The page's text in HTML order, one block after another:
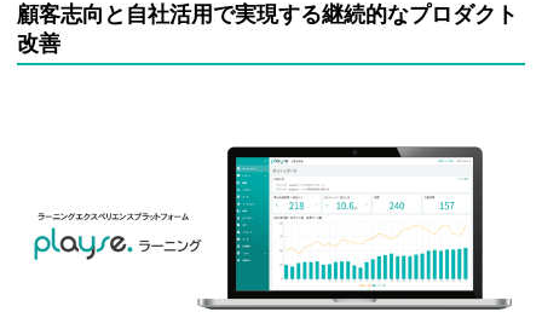
顧客志向と自社活用で実現する継続的なプロダクト
改善